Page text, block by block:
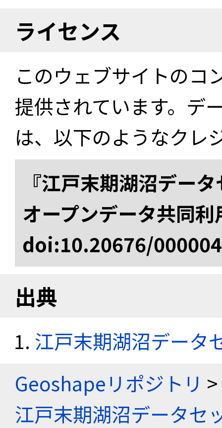
ライセンス
このウェブサイトのコ
提供されています。デ
は、以下のようなクレ
『江戸末期湖沼デー
オープンデータ共同
doi:10.20676/
出典
江戸末期湖沼データ
Geoshapeリポジトリ >
江戸末期湖沼データセ